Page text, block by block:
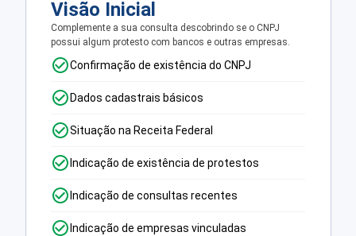
Visão Inicial
Complemente a sua consulta descobrindo se o CNPJ
possui algum protesto com bancos e outras empresas.
Confirmação de existência do CNPJ
Dados cadastrais básicos
Situação na Receita Federal
Indicação de existência de protestos
Indicação de consultas recentes
Indicação de empresas vinculadas